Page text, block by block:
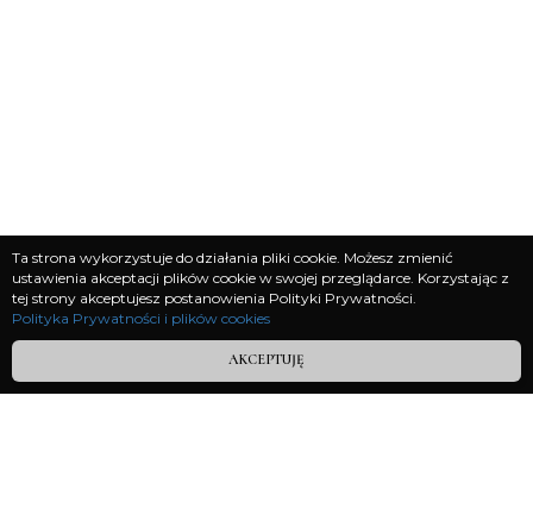
Polityka prywatności
Regulamin
Ta strona wykorzystuje do działania pliki cookie. Możesz zmienić
ustawienia akceptacji plików cookie w swojej przeglądarce. Korzystając z
tej strony akceptujesz postanowienia Polityki Prywatności.
Polityka Prywatności i plików cookies
AKCEPTUJĘ